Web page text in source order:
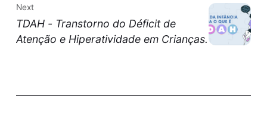
Next
TDAH - Transtorno do Déficit de
Atenção e Hiperatividade em Crianças.